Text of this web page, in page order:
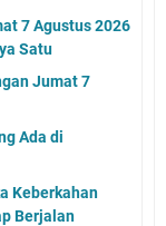
7 Agustus 2026
Satu
Jumat 7
Ada di
Keberkahan
Berjalan